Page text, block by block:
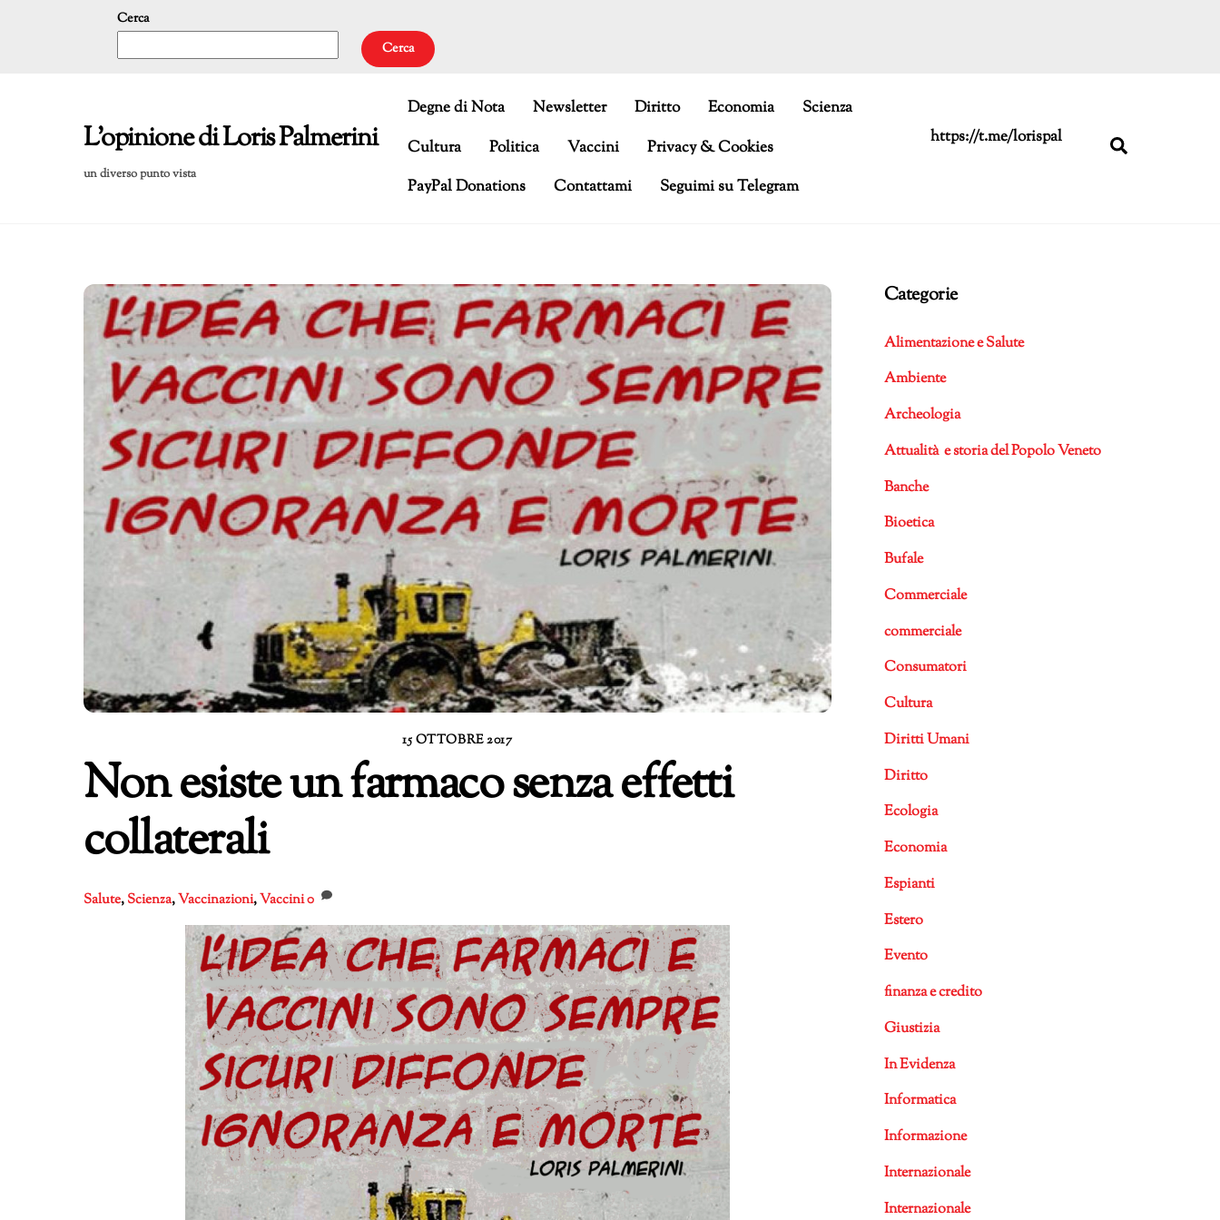
Cerca
Cerca
L'opinione di Loris Palmerini
un diverso punto vista
https://t.me/lorispal
Degne di Nota Newsletter Diritto Economia
Scienza
Cultura
Politica Vaccini
Privacy & Cookies
PayPal Donations
Contattami Seguimi su Telegram
15 OTTOBRE 2017
Non esiste un farmaco senza effetti
collaterali
Salute,Scienza,Vaccinazioni,Vaccini0
Categorie
Alimentazione e Salute
Ambiente
Archeologia
Attualità e storia del Popolo Veneto
Banche
Bioetica
Bufale
Commerciale
commerciale
Consumatori
Cultura
Diritti Umani
Diritto
Ecologia
Economia
Espianti
Estero
Evento
finanza e credito
Giustizia
In Evidenza
Informatica
Informazione
Internazionale
Internazionale